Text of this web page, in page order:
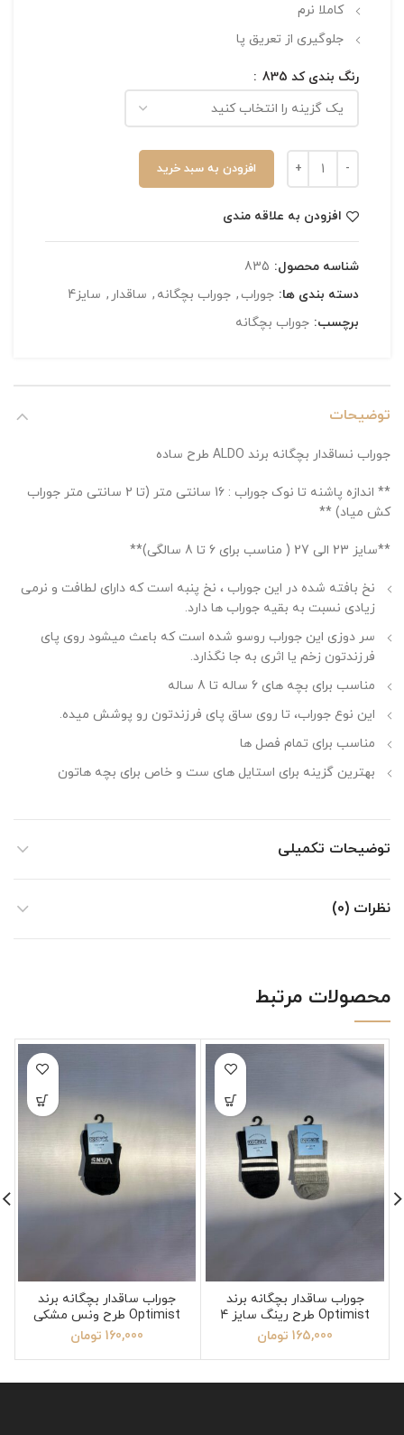
کاملا نرم
جلوگیری از تعریق پا
رنگ بندی کد 835
افزودن به سبد خرید
افزودن به علاقه مندی
شناسه محصول: 835
دسته بندی ها: جوراب , جوراب بچگانه , ساقدار , سایز4
برچسب: جوراب بچگانه
توضیحات
جوراب نساقدار بچگانه برند ALDO طرح ساده
** اندازه پاشنه تا نوک جوراب : 16 سانتی متر (تا 2 سانتی متر جوراب
کش میاد) **
**سایز 23 الی 27 ( مناسب برای 6 تا 8 سالگی)**
نخ بافته شده در این جوراب ، نخ پنبه است که دارای لطافت و نرمی
زیادی نسبت به بقیه جوراب ها دارد.
سر دوزی این جوراب روسو شده است که باعث میشود روی پای
فرزندتون زخم یا اثری به جا نگذارد.
مناسب برای بچه های 6 ساله تا 8 ساله
این نوع جوراب، تا روی ساق پای فرزندتون رو پوشش میده.
مناسب برای تمام فصل ها
بهترین گزینه برای استایل های ست و خاص برای بچه هاتون
توضیحات تکمیلی
نظرات (0)
محصولات مرتبط
جوراب ساقدار بچگانه برند
Optimist طرح رینگ سایز 4
165,000 تومان
جوراب ساقدار بچگانه برند
Optimist طرح ونس مشکی
سایز 3
160,000 تومان